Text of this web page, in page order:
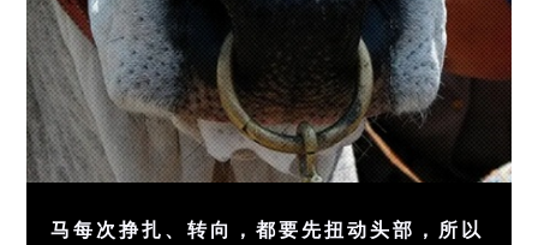
马每次挣扎、转向，都要先扭动头部，所以